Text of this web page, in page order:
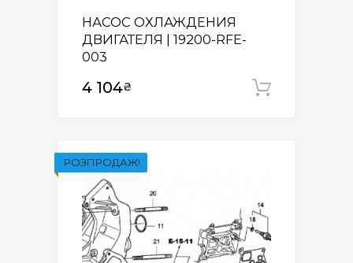
НАСОС ОХЛАЖДЕНИЯ
ДВИГАТЕЛЯ | 19200-RFE-
003
4 104₴
РОЗПРОДАЖ!